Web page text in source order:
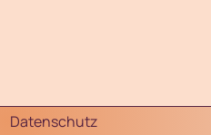
Datenschutz